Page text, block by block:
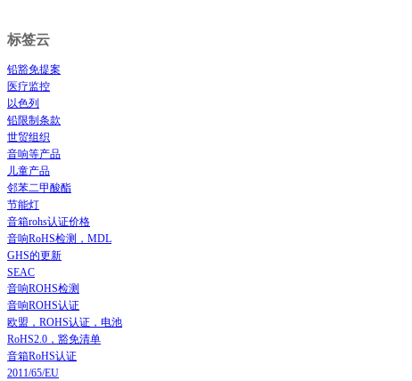
标签云
铅豁免提案
医疗监控
以色列
铅限制条款
世贸组织
音响等产品
儿童产品
邻苯二甲酸酯
节能灯
音箱rohs认证价格
音响RoHS检测，MDL
GHS的更新
SEAC
音响ROHS检测
音响ROHS认证
欧盟，ROHS认证，电池
RoHS2.0，豁免清单
音箱RoHS认证
2011/65/EU